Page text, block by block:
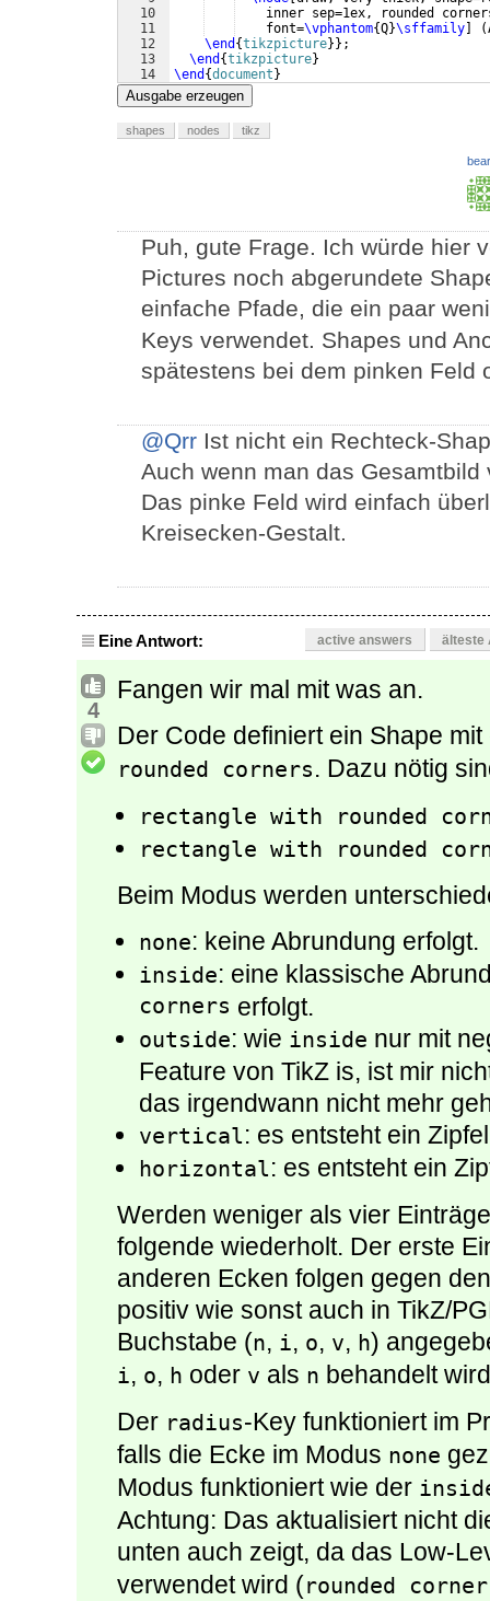
10
11
12
13
14
inner sep=1ex, rounded
    font=
\vphantom{Q}\sffamily (
\end {tikzpicture} } ;
\end {tikzpicture}
\end {document }
Ausgabe erzeugen
shapes nodes tikz
Puh, gute Frage. Ich würde hier
Pictures noch abgerundete
einfache Pfade, die ein paar
Keys verwendet. Shapes und
spätestens bei dem pinken Feld
@Qrr Ist nicht ein Rechteck-
Auch wenn man das
Das pinke Feld wird einfach
Kreisecken-Gestalt.
Eine Antwort: active answers älteste
4
Fangen wir mal mit was an.
Der Code definiert ein Shape
rounded corners. Dazu nötig
rectangle with rounded
rectangle with rounded
Beim Modus werden
none: keine Abrundung erfolgt.
inside: eine klassische
corners erfolgt.
outside: wie inside nur mit
Feature von TikZ is, ist mir
das irgendwann nicht mehr
vertical: es entsteht ein
horizontal: es entsteht ein
Werden weniger als vier
folgende wiederholt. Der erste
anderen Ecken folgen gegen
positiv wie sonst auch in TikZ/
Buchstabe (n, i, o, v, h)
i, o, h oder v als n behandelt
Der radius-Key funktioniert im
falls die Ecke im Modus none
Modus funktioniert wie der
Achtung: Das aktualisiert nicht
unten auch zeigt, da das Low-
verwendet wird (rounded